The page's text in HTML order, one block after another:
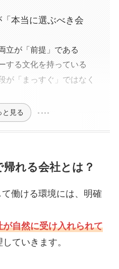
本当に選ぶべき会
立が「前提」である
する文化を持っている
が「まっすぐ」ではなく
と見る
れる会社とは？
働ける環境には、明確
が自然に受け入れられて
ていきます。